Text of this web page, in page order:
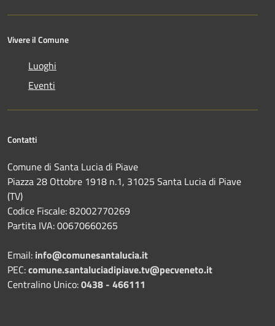
Vivere il Comune
Luoghi
Eventi
Contatti
Comune di Santa Lucia di Piave
Piazza 28 Ottobre 1918 n.1, 31025 Santa Lucia di Piave
(TV)
Codice Fiscale: 82002770269
Partita IVA: 00670660265
Email: info@comunesantalucia.it
PEC:comune.santaluciadipiave.tv@pecveneto.it
Centralino Unico:0438 - 466111